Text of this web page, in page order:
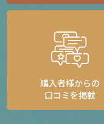
購入者様からの
口コミを掲載